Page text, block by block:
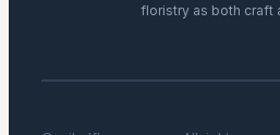
floristry as both craft